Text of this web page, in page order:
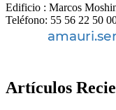
Edificio : Marcos
Teléfono: 55 56 22 50
Artículos